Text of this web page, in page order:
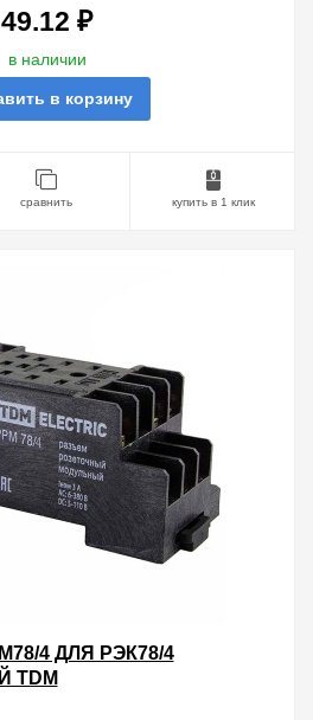
49.12 ₽
в наличии
в корзину
сравнить купить в 1 клик
4 ДЛЯ РЭК78/4
TDM